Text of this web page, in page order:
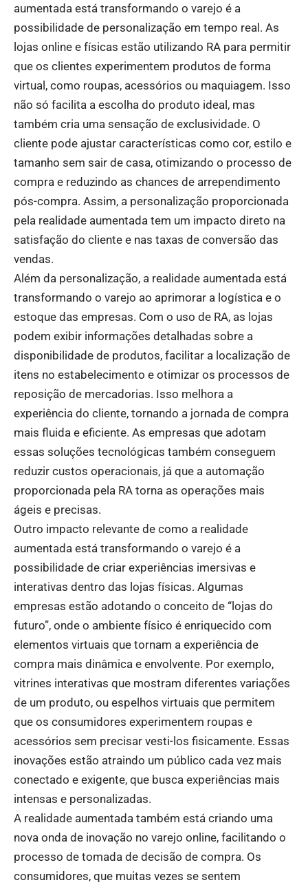
aumentada está transformando o varejo é a
possibilidade de personalização em tempo real. As
lojas online e físicas estão utilizando RA para permitir
que os clientes experimentem produtos de forma
virtual, como roupas, acessórios ou maquiagem. Isso
não só facilita a escolha do produto ideal, mas
também cria uma sensação de exclusividade. O
cliente pode ajustar características como cor, estilo e
tamanho sem sair de casa, otimizando o processo de
compra e reduzindo as chances de arrependimento
pós-compra. Assim, a personalização proporcionada
pela realidade aumentada tem um impacto direto na
satisfação do cliente e nas taxas de conversão das
vendas.
Além da personalização, a realidade aumentada está
transformando o varejo ao aprimorar a logística e o
estoque das empresas. Com o uso de RA, as lojas
podem exibir informações detalhadas sobre a
disponibilidade de produtos, facilitar a localização de
itens no estabelecimento e otimizar os processos de
reposição de mercadorias. Isso melhora a
experiência do cliente, tornando a jornada de compra
mais fluida e eficiente. As empresas que adotam
essas soluções tecnológicas também conseguem
reduzir custos operacionais, já que a automação
proporcionada pela RA torna as operações mais
ágeis e precisas.
Outro impacto relevante de como a realidade
aumentada está transformando o varejo é a
possibilidade de criar experiências imersivas e
interativas dentro das lojas físicas. Algumas
empresas estão adotando o conceito de “lojas do
futuro”, onde o ambiente físico é enriquecido com
elementos virtuais que tornam a experiência de
compra mais dinâmica e envolvente. Por exemplo,
vitrines interativas que mostram diferentes variações
de um produto, ou espelhos virtuais que permitem
que os consumidores experimentem roupas e
acessórios sem precisar vesti-los fisicamente. Essas
inovações estão atraindo um público cada vez mais
conectado e exigente, que busca experiências mais
intensas e personalizadas.
A realidade aumentada também está criando uma
nova onda de inovação no varejo online, facilitando o
processo de tomada de decisão de compra. Os
consumidores, que muitas vezes se sentem